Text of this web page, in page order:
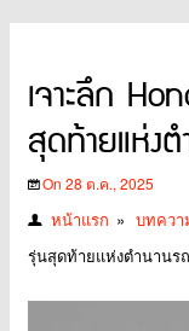
เจาะลึก
สุดท้ายแห่ง
On 28 ต.ค., 2025
หน้าแรก » บทควา
รุ่นสุดท้ายแห่งตำนานร